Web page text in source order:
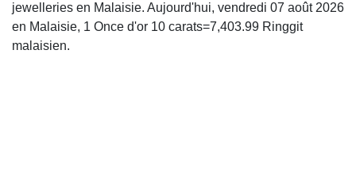
jewelleries en Malaisie. Aujourd'hui, vendredi 07 août 2026
en Malaisie, 1 Once d'or 10 carats=7,403.99 Ringgit
malaisien.